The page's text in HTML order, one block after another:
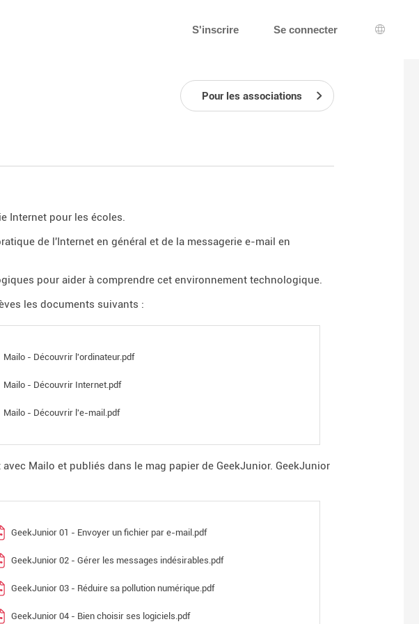
S'inscrire Se connecter
Choix
Pour les associations
Internet pour les écoles.
de l'Internet en général et de la messagerie e-mail en
pour aider à comprendre cet environnement technologique.
les documents suivants :
Mailo - Découvrir l'ordinateur.pdf
Mailo - Découvrir Internet.pdf
Mailo - Découvrir l'e-mail.pdf
Mailo et publiés dans le mag papier de GeekJunior. GeekJunior
GeekJunior 01 - Envoyer un fichier par e-mail.pdf
GeekJunior 02 - Gérer les messages indésirables.pdf
GeekJunior 03 - Réduire sa pollution numérique.pdf
GeekJunior 04 - Bien choisir ses logiciels.pdf